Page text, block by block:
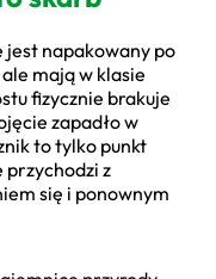
jest napakowany po
mają w klasie
fizycznie brakuje
zapadło w
to tylko punkt
przychodzi z
się i ponownym